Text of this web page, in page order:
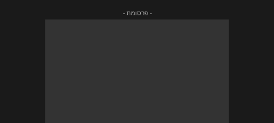
- פרסומת -